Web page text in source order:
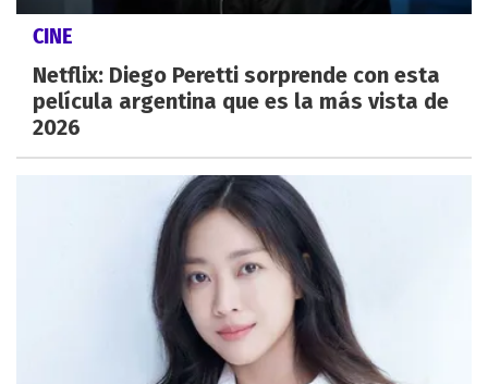
CINE
Netflix: Diego Peretti sorprende con esta
película argentina que es la más vista de
2026